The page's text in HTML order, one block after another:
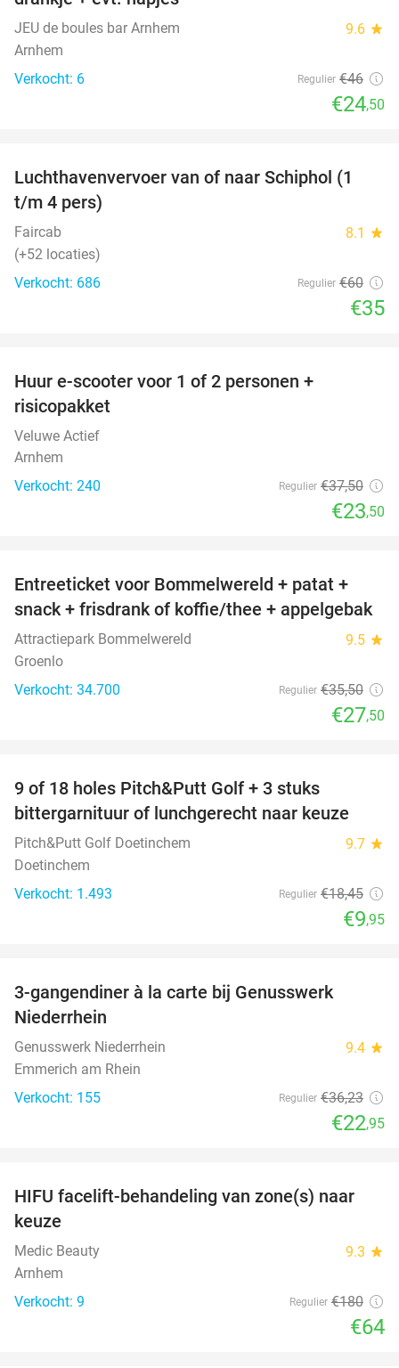
JEU de boules bar Arnhem 9.6 star
Arnhem
Verkocht: 6
Regulier €46
€24,50
42%
Luchthavenvervoer van of naar Schiphol (1
t/m 4 pers)
Faircab 8.1 star
(+52 locaties)
Verkocht: 686
Regulier €60
€35
Huur e-scooter voor 1 of 2 personen +
risicopakket
Veluwe Actief
Arnhem
Verkocht: 240
Regulier €37,50
€23,50
23%
Entreeticket voor Bommelwereld + patat +
snack + frisdrank of koffie/thee + appelgebak
Attractiepark Bommelwereld 9.5 star
Groenlo
Verkocht: 34.700
Regulier €35,50
€27,50
9 of 18 holes Pitch&Putt Golf + 3 stuks
bittergarnituur of lunchgerecht naar keuze
Pitch&Putt Golf Doetinchem 9.7 star
Doetinchem
Verkocht: 1.493
Regulier €18,45
€9,95
3-gangendiner à la carte bij Genusswerk
Niederrhein
Genusswerk Niederrhein 9.4 star
Emmerich am Rhein
Verkocht: 155
Regulier €36,23
€22,95
64%
HIFU facelift-behandeling van zone(s) naar
keuze
Medic Beauty 9.3 star
Arnhem
Verkocht: 9
Regulier €180
€64